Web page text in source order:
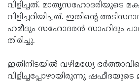
വിളിച്ചത്. മാതൃസഹോദരിയുടെ
വിളിച്ചറിയിച്ചത്. ഇതിന്റെ
ഹമീദും സഹോദരന്‍ സാഹിദും
തിരിച്ചു.
ഇതിനിടയില്‍ വഴിമധ്യേ
വിളിച്ചപ്പോഴായിരുന്നു